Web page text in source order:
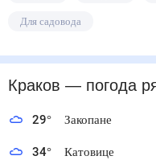
Для садовода
Краков — погода
29° Закопане
34° Катовице